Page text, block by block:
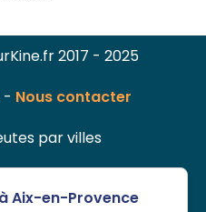
2017 - 2025
- Nous contacter
par villes
Aix-en-Provence